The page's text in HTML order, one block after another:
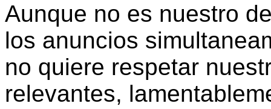
Aunque no es nuestro
los anuncios
no quiere respetar
relevantes,